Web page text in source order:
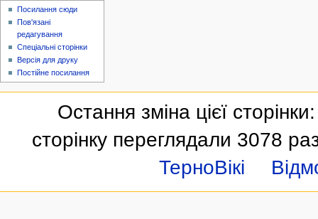
Посилання сюди
Пов'язані
редагування
Спеціальні сторінки
Версія для друку
Постійне посилання
Остання зміна цієї
сторінку переглядали 3078
ТерноВікі